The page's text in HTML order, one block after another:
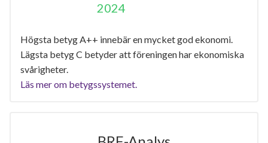
2024
Högsta betyg A++ innebär en mycket god ekonomi.
Lägsta betyg C betyder att föreningen har ekonomiska
svårigheter.
Läs mer om betygssystemet.